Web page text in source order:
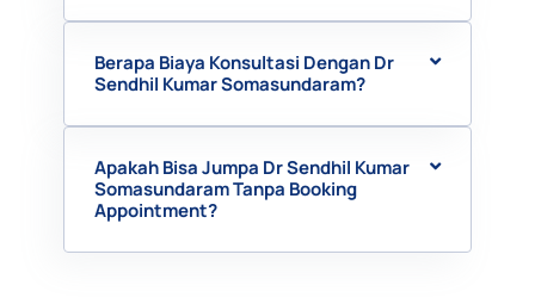
Berapa Biaya Konsultasi Dengan Dr
Sendhil Kumar Somasundaram?
Apakah Bisa Jumpa Dr Sendhil Kumar
Somasundaram Tanpa Booking
Appointment?